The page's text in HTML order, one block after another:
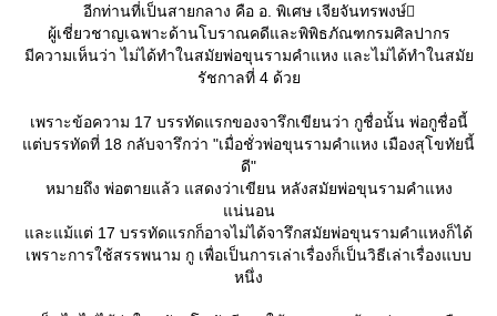
อีกท่านที่เป็นสายกลาง คือ อ. พิเศษ เจียจันทรพงษ์
ผู้เชี่ยวชาญเฉพาะด้านโบราณคดีและพิพิธภัณฑกรมศิลปากร
มีความเห็นว่า ไม่ได้ทําในสมัยพ่อขุนรามคําแหง และไม่ได้ทําในสมั
รัชกาลที่ 4 ด้ว
เพราะข้อความ 17 บรรทัดแรกของจารึกเขียนว่า กูชื่อนั้น พ่อกูชื่อนี้
ต่บรรทัดที่ 18 กลับจารึกว่า "เมื่อชั่วพ่อขุนรามคําแหง เมืองสุโขทัยนี้
ดี"
หมายถึง พ่อตายแล้ว แสดงว่าเขียน หลังสมัยพ่อขุนรามคําแหง
น่นอน
ละแม้แต่ 17 บรรทัดแรกก็อาจไม่ได้จารึกสมัยพ่อขุนรามคําแหงก็ได้
เพราะการใช้สรรพนาม กู เพื่อเป็นการเล่าเรื่องก็เป็นวิธีเล่าเรื่องแบบ
หนึ่ง